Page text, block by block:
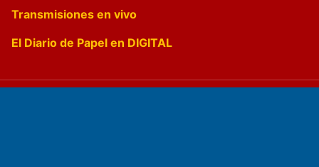
Transmisiones en vivo
El Diario de Papel en DIGITAL